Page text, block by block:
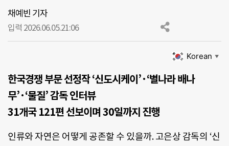
채예빈 기자
입력 2026.06.05.21:06
Korean ▼
한국경쟁 부문 선정작 ‘신도시케이’·‘별나라 배나
무’·‘물질’ 감독 인터뷰
31개국 121편 선보이며 30일까지 진행
인류와 자연은 어떻게 공존할 수 있을까. 고은상 감독의 ‘신